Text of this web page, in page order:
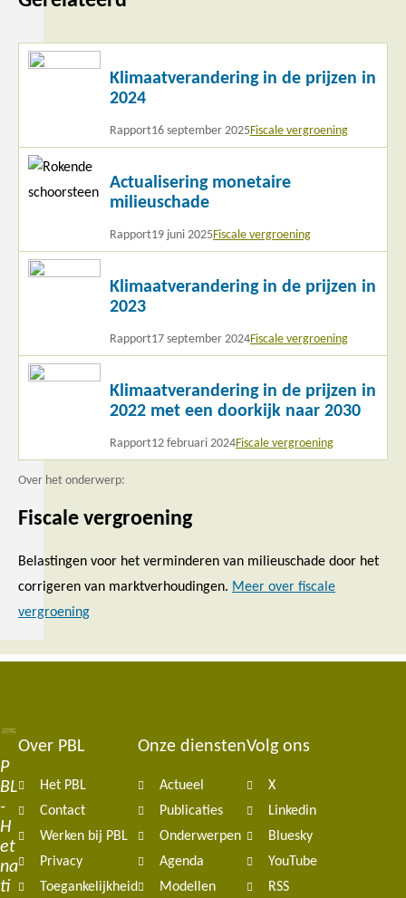
Klimaatverandering in de prijzen in
2024
Rapport16 september 2025Fiscale vergroening
Lees
Actualisering monetaire
milieuschade
Rapport19 juni 2025Fiscale vergroening
Lees
meer
Klimaatverandering in de prijzen in
2023
Rapport17 september 2024Fiscale vergroening
Lees
Klimaatverandering in de prijzen in
2022 met een doorkijk naar 2030
Rapport12 februari 2024Fiscale vergroening
Lees
Over het onderwerp:
Fiscale vergroening
Belastingen voor het verminderen van milieuschade door het
corrigeren van marktverhoudingen. Meer over fiscale
vergroening
P
BL
-
H
et
na
ti
Footer
navigation
Over PBL
Het PBL
Contact
Werken bij PBL
Privacy
Toegankelijkheid
Onze diensten
Actueel
Publicaties
Onderwerpen
Agenda
Modellen
Volg ons
X
Linkedin
Bluesky
YouTube
RSS